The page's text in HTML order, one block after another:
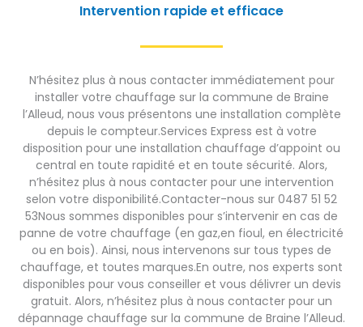
Intervention rapide et efficace
N’hésitez plus à nous contacter immédiatement pour
installer votre chauffage sur la commune de Braine
l’Alleud, nous vous présentons une installation complète
depuis le compteur.Services Express est à votre
disposition pour une installation chauffage d’appoint ou
central en toute rapidité et en toute sécurité. Alors,
n’hésitez plus à nous contacter pour une intervention
selon votre disponibilité.Contacter-nous sur 0487 51 52
53Nous sommes disponibles pour s’intervenir en cas de
panne de votre chauffage (en gaz,en fioul, en électricité
ou en bois). Ainsi, nous intervenons sur tous types de
chauffage, et toutes marques.En outre, nos experts sont
disponibles pour vous conseiller et vous délivrer un devis
gratuit. Alors, n’hésitez plus à nous contacter pour un
dépannage chauffage sur la commune de Braine l’Alleud.